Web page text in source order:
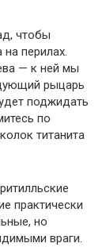
чтобы
перилах.
— к ней мы
рыцарь
поджидать
по
титанита
практически
но
враги.